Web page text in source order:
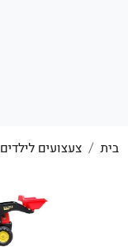
בית צעצועים לילדים